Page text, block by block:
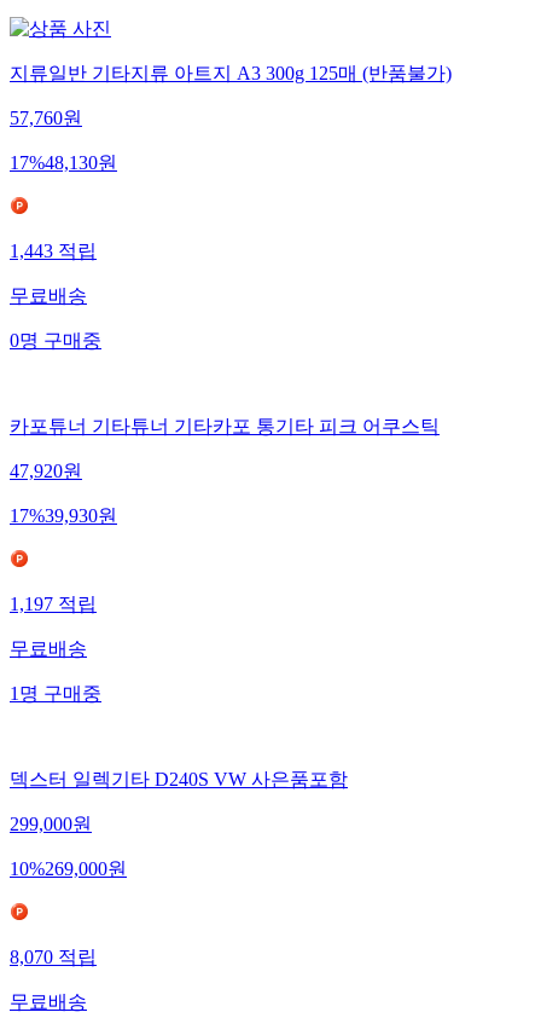
지류일반 기타지류 아트지 A3 300g 125매 (반품불가)
57,760원
17%48,130원
1,443적립
무료배송
0명구매중
카포튜너 기타튜너 기타카포 통기타 피크 어쿠스틱
47,920원
17%39,930원
1,197적립
무료배송
1명구매중
덱스터 일렉기타 D240S VW 사은품포함
299,000원
10%269,000원
8,070적립
무료배송